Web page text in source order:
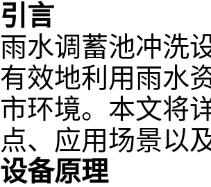
引言
雨水调蓄池冲洗
有效地利用雨水
市环境。本文将
点、应用场景以
设备原理